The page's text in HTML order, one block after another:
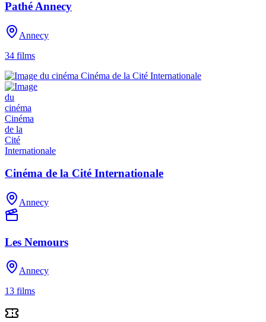
Pathé Annecy
Annecy
34 films
Cinéma de la Cité Internationale
Annecy
Les Nemours
Annecy
13 films